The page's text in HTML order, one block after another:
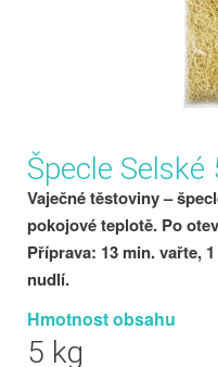
Špecle Selské
Vaječné těstoviny –
pokojové teplotě. Po
Příprava: 13 min. vařte,
nudlí.
Hmotnost obsahu
5 kg